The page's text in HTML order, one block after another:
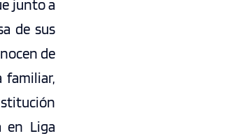
junto a
de sus
de
familiar,
en Liga